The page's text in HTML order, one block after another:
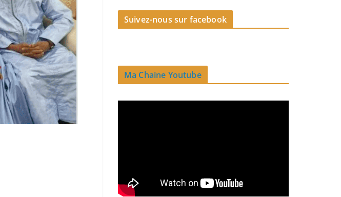
Suivez-nous sur facebook
Ma Chaine Youtube